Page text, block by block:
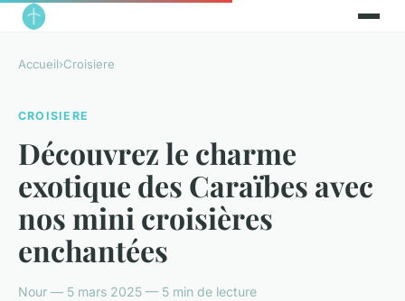
Accueil›Croisiere
CROISIERE
Découvrez le charme
exotique des Caraïbes avec
nos mini croisières
enchantées
Nour — 5 mars 2025 — 5 min de lecture